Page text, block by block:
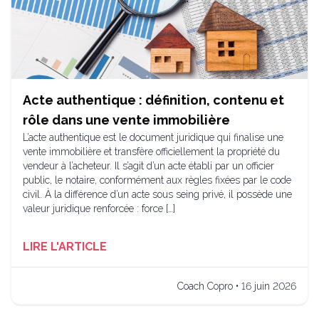
Acte authentique : définition, contenu et
rôle dans une vente immobilière
L’acte authentique est le document juridique qui finalise une
vente immobilière et transfère officiellement la propriété du
vendeur à l’acheteur. Il s’agit d’un acte établi par un officier
public, le notaire, conformément aux règles fixées par le code
civil. À la différence d’un acte sous seing privé, il possède une
valeur juridique renforcée : force […]
LIRE L'ARTICLE
Coach Copro • 16 juin 2026